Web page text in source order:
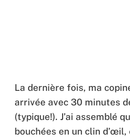
La dernière fois, ma
arrivée avec 30 minutes
(typique!). J’ai assemblé
bouchées en un clin d’œil,